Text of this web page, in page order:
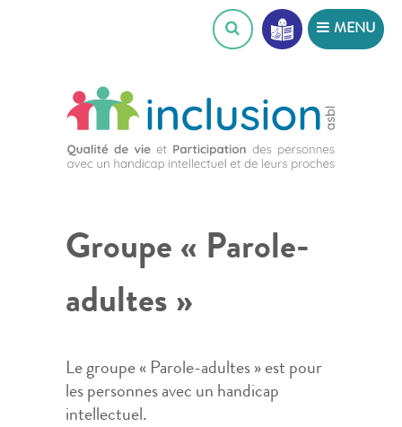
MENU
Groupe « Parole-
adultes »
Le groupe « Parole-adultes » est pour
les personnes avec un handicap
intellectuel.